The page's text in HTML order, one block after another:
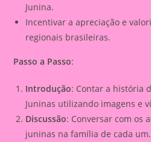
Junina.
Incentivar a apreciação e
regionais brasileiras.
Passo a Passo:
Introdução: Contar a história
Juninas utilizando imagens e
Discussão: Conversar com os
juninas na família de cada um.